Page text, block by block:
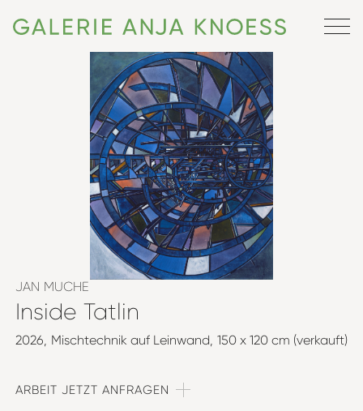
JAN MUCHE
Inside Tatlin
2026 Mischtechnik auf Leinwand 150 x 120 cm (verkauft)
ARBEIT JETZT ANFRAGEN